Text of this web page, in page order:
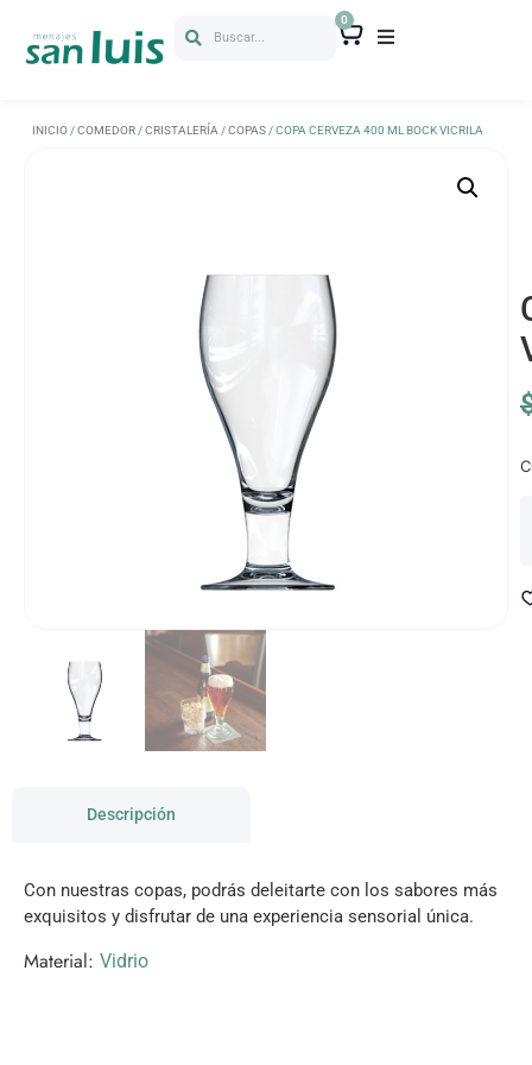
Buscar...
0
INICIO /COMEDOR /CRISTALERÍA /COPAS / COPA CERVEZA 400 ML BOCK VICRILA
Descripción
Con nuestras copas, podrás deleitarte con los sabores más
exquisitos y disfrutar de una experiencia sensorial única.
Material: Vidrio